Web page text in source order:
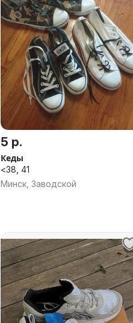
5 р.
Кеды
<38, 41
Минск, Заводской